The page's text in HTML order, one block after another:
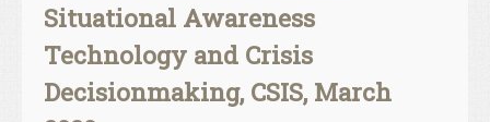
Situational Awareness
Technology and Crisis
Decisionmaking, CSIS, March